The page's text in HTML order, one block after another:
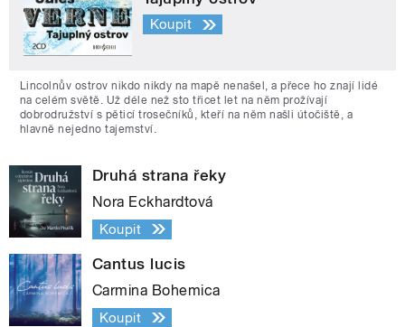
Koupit
Lincolnův ostrov nikdo nikdy na mapě nenašel, a přece ho znají lidé
na celém světě. Už déle než sto třicet let na něm prožívají
dobrodružství s pěticí trosečníků, kteří na něm našli útočiště, a
hlavně nejedno tajemství.
Druhá strana řeky
Nora Eckhardtová
Koupit
Cantus lucis
Carmina Bohemica
Koupit